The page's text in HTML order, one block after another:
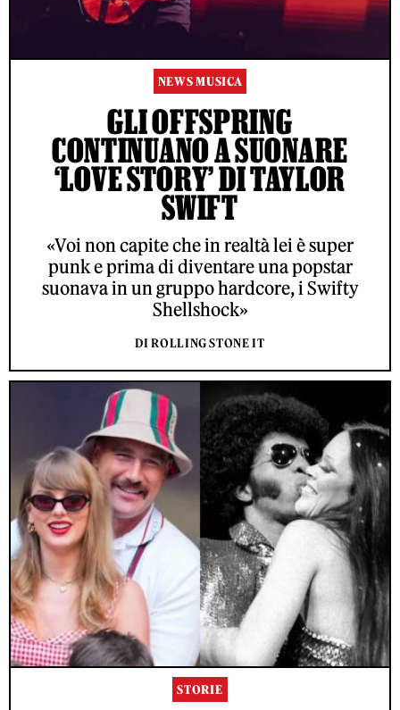
NEWS MUSICA
GLI OFFSPRING
CONTINUANO A SUONARE
‘LOVE STORY’ DI TAYLOR
SWIFT
«Voi non capite che in realtà lei è super
punk e prima di diventare una popstar
suonava in un gruppo hardcore, i Swifty
Shellshock»
DI ROLLING STONE IT
STORIE